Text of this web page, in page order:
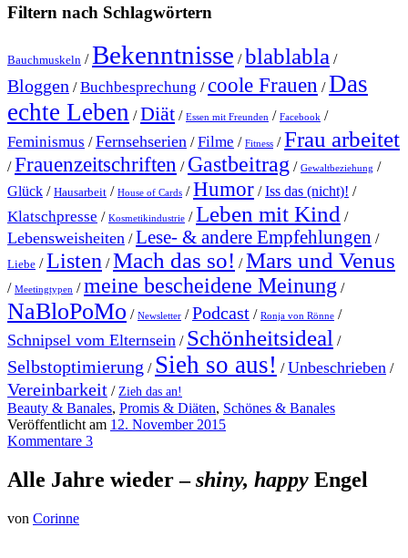
Filtern nach Schlagwörtern
Bauchmuskeln /Bekenntnisse /blablabla /
Bloggen /Buchbesprechung /coole Frauen /Das
echte Leben /Diät / Essen mit Freunden / Facebook /
Feminismus /Fernsehserien /Filme / Fitness /Frau arbeitet
/Frauenzeitschriften / Gastbeitrag / Gewaltbeziehung /
Glück / Hausarbeit / House of Cards /Humor /Iss das (nicht)! /
Klatschpresse / Kosmetikindustrie /Leben mit Kind /
Lebensweisheiten /Lese- & andere Empfehlungen /
Liebe /Listen /Mach das so! /Mars und Venus
/ Meetingtypen /meine bescheidene Meinung /
NaBloPoMo / Newsletter /Podcast / Ronja von Rönne /
Schnipsel vom Elternsein / Schönheitsideal /
Selbstoptimierung / Sieh so aus! /Unbeschrieben /
Vereinbarkeit / Zieh das an!
Beauty & Banales, Promis & Diäten, Schönes & Banales
Veröffentlicht am 12. November 2015
Kommentare 3
Alle Jahre wieder –shiny, happy Engel
von Corinne